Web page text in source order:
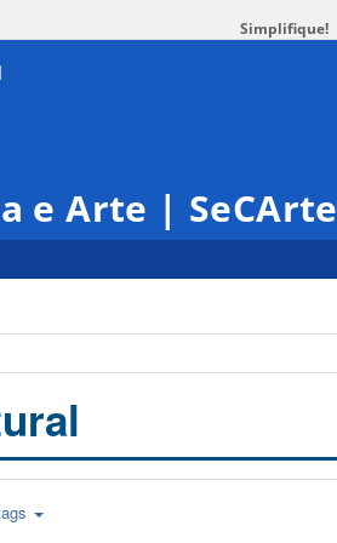
Simplifique!
e Arte | SeCArte